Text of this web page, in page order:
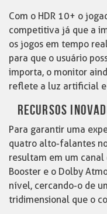
Com o HDR 10+ o
competitiva já que a
os jogos em tempo
para que o usuário
importa, o monitor
reflete a luz artificial
RECURSOS
Para garantir uma
quatro alto-falantes
resultam em um canal
Booster e o Dolby
nível, cercando-o de
tridimensional que o